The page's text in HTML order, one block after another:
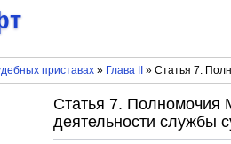
приставах» Глава II » Статья 7.
Статья 7. Полномочия
деятельности службы